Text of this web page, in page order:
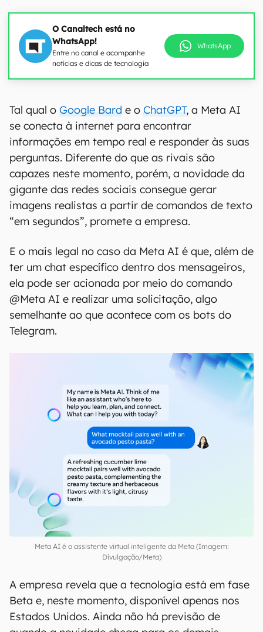
O Canaltech está no
WhatsApp!
Entre no canal e acompanhe
notícias e dicas de tecnologia
WhatsApp
00:00/04:52
Tal qual oGoogle Bard e oChatGPT, a Meta AI
se conecta à internet para encontrar
informações em tempo real e responder às suas
perguntas. Diferente do que as rivais são
capazes neste momento, porém, a novidade da
gigante das redes sociais consegue gerar
“em segundos”, promete a empresa.
E o mais legal no caso da Meta AI é que, além de
ter um chat específico dentro dos mensageiros,
ela pode ser acionada por meio do comando
@Meta AI e realizar uma solicitação, algo
semelhante ao que acontece com os bots do
Telegram.